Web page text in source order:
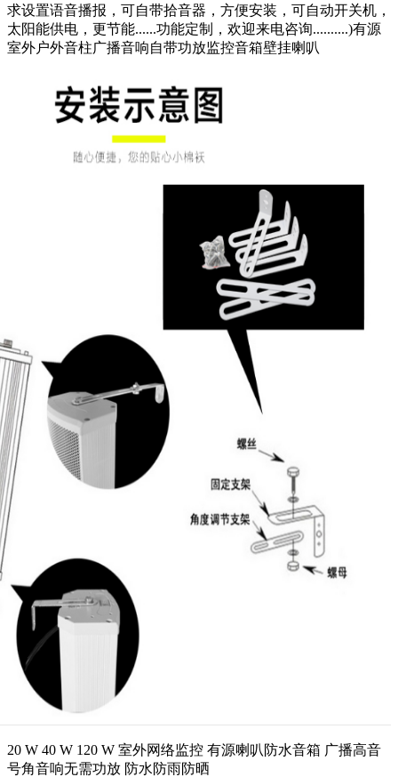
求设置语音播报，可自带拾音器，方便安装，可自动开关机，
太阳能供电，更节能......功能定制，欢迎来电咨询..........)有源
室外户外音柱广播音响自带功放监控音箱壁挂喇叭
20 W 40 W 120 W 室外网络监控 有源喇叭防水音箱 广播高音
号角音响无需功放 防水防雨防晒